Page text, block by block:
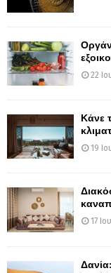
22
Κάνε
19
17